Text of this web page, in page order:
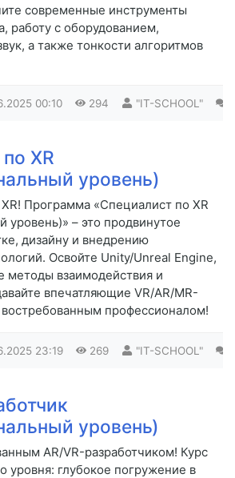
современные инструменты
работу с оборудованием,
а также тонкости алгоритмов
00:10 294 "IT-SCHOOL"
XR
уровень)
Программа «Специалист по XR
уровень)» – это продвинутое
дизайну и внедрению
Освойте Unity/Unreal Engine,
методы взаимодействия и
впечатляющие VR/AR/MR-
профессионалом!
23:19 269 "IT-SCHOOL"
уровень)
AR/VR-разработчиком! Курс
уровня: глубокое погружение в